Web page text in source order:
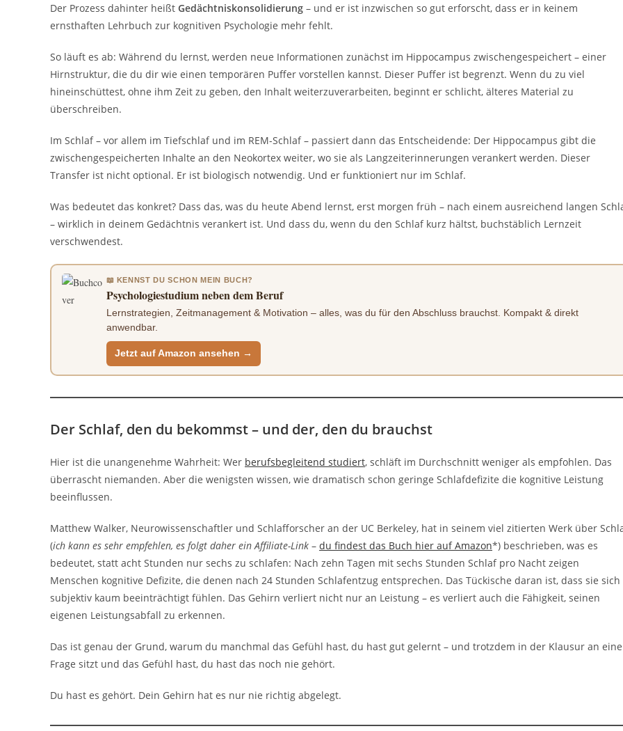
Der Prozess dahinter heißt Gedächtniskonsolidierung – und er ist inzwischen so gut erforscht, dass er in keinem
ernsthaften Lehrbuch zur kognitiven Psychologie mehr fehlt.
So läuft es ab: Während du lernst, werden neue Informationen zunächst im Hippocampus zwischengespeichert – einer
Hirnstruktur, die du dir wie einen temporären Puffer vorstellen kannst. Dieser Puffer ist begrenzt. Wenn du zu viel
hineinschüttest, ohne ihm Zeit zu geben, den Inhalt weiterzuverarbeiten, beginnt er schlicht, älteres Material zu
überschreiben.
Im Schlaf – vor allem im Tiefschlaf und im REM-Schlaf – passiert dann das Entscheidende: Der Hippocampus gibt die
zwischengespeicherten Inhalte an den Neokortex weiter, wo sie als Langzeiterinnerungen verankert werden. Dieser
Transfer ist nicht optional. Er ist biologisch notwendig. Und er funktioniert nur im Schlaf.
Was bedeutet das konkret? Dass das, was du heute Abend lernst, erst morgen früh – nach einem ausreichend langen
– wirklich in deinem Gedächtnis verankert ist. Und dass du, wenn du den Schlaf kurz hältst, buchstäblich Lernzeit
verschwendest.
📖 KENNST DU SCHON MEIN BUCH?
Psychologiestudium neben dem Beruf
Lernstrategien, Zeitmanagement & Motivation – alles, was du für den Abschluss brauchst. Kompakt & direkt
anwendbar.
Jetzt auf Amazon ansehen →
Der Schlaf, den du bekommst – und der, den du brauchst
Hier ist die unangenehme Wahrheit: Wer berufsbegleitend studiert, schläft im Durchschnitt weniger als empfohlen. Das
überrascht niemanden. Aber die wenigsten wissen, wie dramatisch schon geringe Schlafdefizite die kognitive Leistung
beeinflussen.
Matthew Walker, Neurowissenschaftler und Schlafforscher an der UC Berkeley, hat in seinem viel zitierten Werk über
(ich kann es sehr empfehlen, es folgt daher ein Affiliate-Link – du findest das Buch hier auf Amazon*) beschrieben, was es
bedeutet, statt acht Stunden nur sechs zu schlafen: Nach zehn Tagen mit sechs Stunden Schlaf pro Nacht zeigen
Menschen kognitive Defizite, die denen nach 24 Stunden Schlafentzug entsprechen. Das Tückische daran ist, dass sie sich
subjektiv kaum beeinträchtigt fühlen. Das Gehirn verliert nicht nur an Leistung – es verliert auch die Fähigkeit, seinen
eigenen Leistungsabfall zu erkennen.
Das ist genau der Grund, warum du manchmal das Gefühl hast, du hast gut gelernt – und trotzdem in der Klausur an
Frage sitzt und das Gefühl hast, du hast das noch nie gehört.
Du hast es gehört. Dein Gehirn hat es nur nie richtig abgelegt.